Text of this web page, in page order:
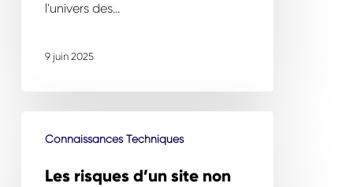
l'univers des…
9 juin 2025
risquesConnaissances Techniques
Les risques d’un site non